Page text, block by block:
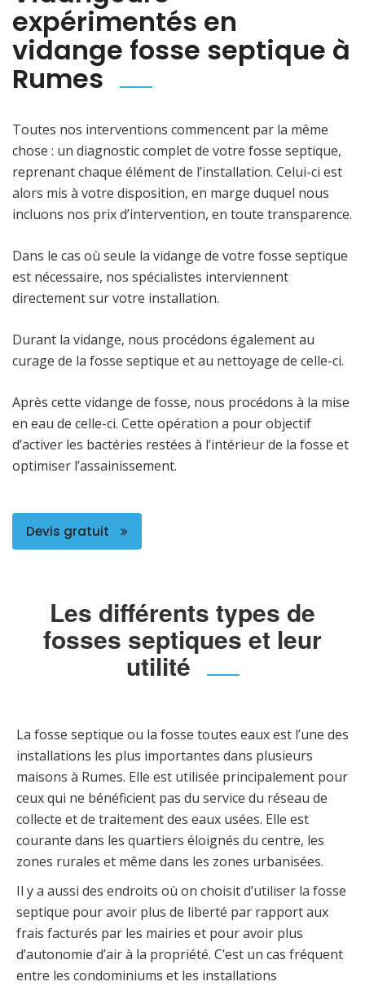
expérimentés en
vidange fosse septique à
Rumes
Toutes nos interventions commencent par la même
chose : un diagnostic complet de votre fosse septique,
reprenant chaque élément de l’installation. Celui-ci est
alors mis à votre disposition, en marge duquel nous
incluons nos prix d’intervention, en toute transparence.
Dans le cas où seule la vidange de votre fosse septique
est nécessaire, nos spécialistes interviennent
directement sur votre installation.
Durant la vidange, nous procédons également au
curage de la fosse septique et au nettoyage de celle-ci.
Après cette vidange de fosse, nous procédons à la mise
en eau de celle-ci. Cette opération a pour objectif
d’activer les bactéries restées à l’intérieur de la fosse et
optimiser l’assainissement.
Devis gratuit
Les différents types de
fosses septiques et leur
utilité
La fosse septique ou la fosse toutes eaux est l’une des
installations les plus importantes dans plusieurs
maisons à Rumes. Elle est utilisée principalement pour
ceux qui ne bénéficient pas du service du réseau de
collecte et de traitement des eaux usées. Elle est
courante dans les quartiers éloignés du centre, les
zones rurales et même dans les zones urbanisées.
Il y a aussi des endroits où on choisit d’utiliser la fosse
septique pour avoir plus de liberté par rapport aux
frais facturés par les mairies et pour avoir plus
d’autonomie d’air à la propriété. C’est un cas fréquent
entre les condominiums et les installations